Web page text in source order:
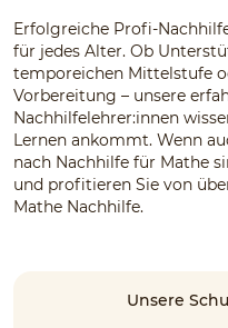
Erfolgreiche Profi-
für jedes Alter. Ob
temporeichen Mittelstufe
Vorbereitung – unsere
Nachhilfelehrer:innen
Lernen ankommt. Wenn
nach Nachhilfe für Mathe
und profitieren Sie von
Mathe Nachhilfe.
Unsere